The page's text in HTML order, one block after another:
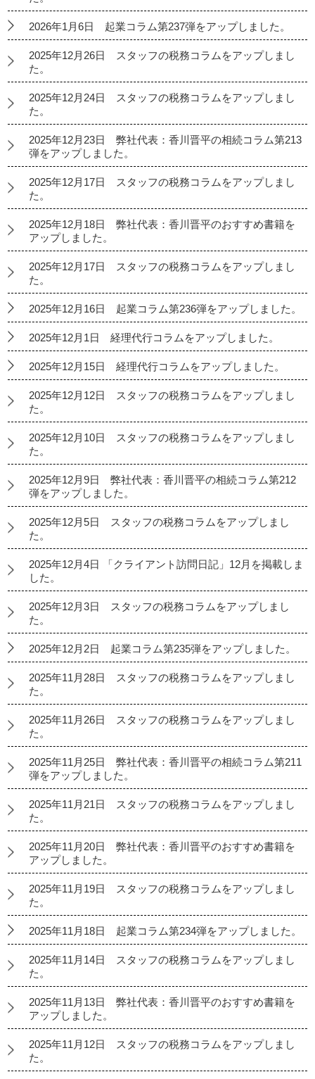
2026年1月6日 起業コラム第237弾をアップしました。
2025年12月26日 スタッフの税務コラムをアップしまし
た。
2025年12月24日 スタッフの税務コラムをアップしまし
た。
2025年12月23日 弊社代表：香川晋平の相続コラム第213
弾をアップしました。
2025年12月17日 スタッフの税務コラムをアップしまし
た。
2025年12月18日 弊社代表：香川晋平のおすすめ書籍を
アップしました。
2025年12月17日 スタッフの税務コラムをアップしまし
た。
2025年12月16日 起業コラム第236弾をアップしました。
2025年12月1日 経理代行コラムをアップしました。
2025年12月15日 経理代行コラムをアップしました。
2025年12月12日 スタッフの税務コラムをアップしまし
た。
2025年12月10日 スタッフの税務コラムをアップしまし
た。
2025年12月9日 弊社代表：香川晋平の相続コラム第212
弾をアップしました。
2025年12月5日 スタッフの税務コラムをアップしまし
た。
2025年12月4日 「クライアント訪問日記」12月を掲載しま
した。
2025年12月3日 スタッフの税務コラムをアップしまし
た。
2025年12月2日 起業コラム第235弾をアップしました。
2025年11月28日 スタッフの税務コラムをアップしまし
た。
2025年11月26日 スタッフの税務コラムをアップしまし
た。
2025年11月25日 弊社代表：香川晋平の相続コラム第211
弾をアップしました。
2025年11月21日 スタッフの税務コラムをアップしまし
た。
2025年11月20日 弊社代表：香川晋平のおすすめ書籍を
アップしました。
2025年11月19日 スタッフの税務コラムをアップしまし
た。
2025年11月18日 起業コラム第234弾をアップしました。
2025年11月14日 スタッフの税務コラムをアップしまし
た。
2025年11月13日 弊社代表：香川晋平のおすすめ書籍を
アップしました。
2025年11月12日 スタッフの税務コラムをアップしまし
た。